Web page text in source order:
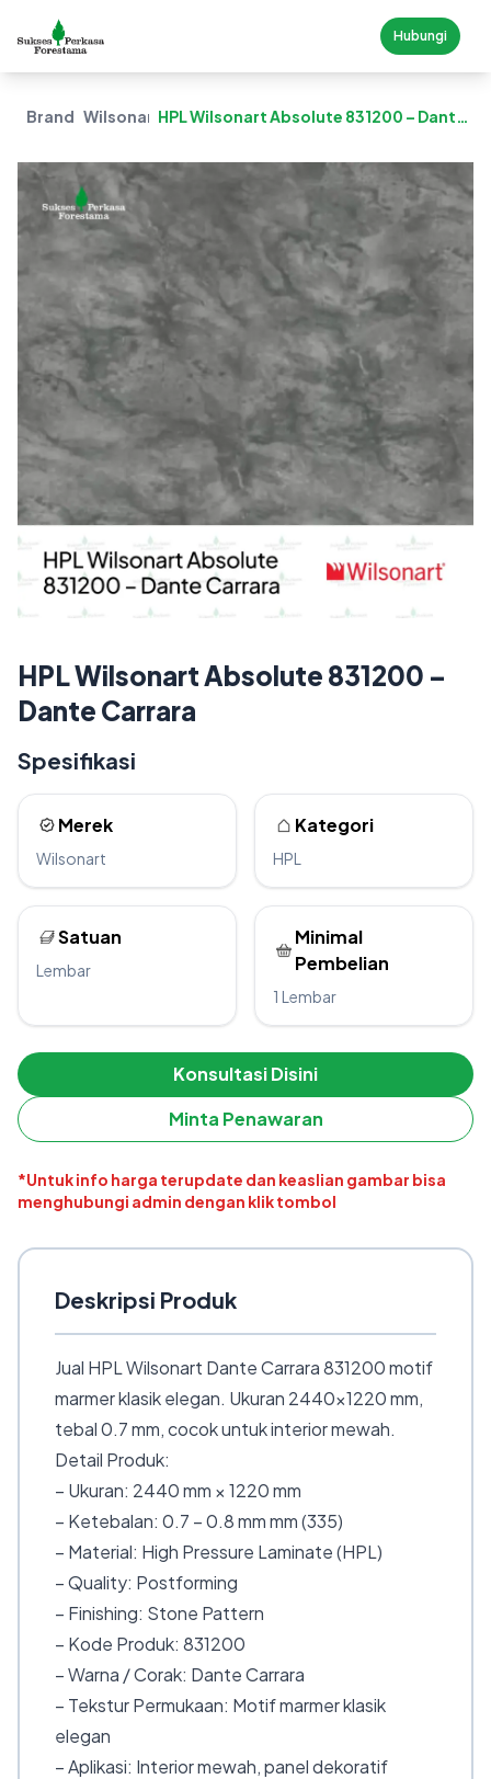
Hubungi
Brand WilsonartHPL Wilsonart Absolute 831200 – Dante
HPL Wilsonart Absolute 831200 –
Dante Carrara
Spesifikasi
Merek
Wilsonart
Kategori
HPL
Satuan
Lembar
Minimal
Pembelian
1 Lembar
Konsultasi Disini
Minta Penawaran
*Untuk info harga terupdate dan keaslian gambar bisa
menghubungi admin dengan klik tombol
Deskripsi Produk
Jual HPL Wilsonart Dante Carrara 831200 motif
marmer klasik elegan. Ukuran 2440×1220 mm,
tebal 0.7 mm, cocok untuk interior mewah.
Detail Produk:
– Ukuran: 2440 mm × 1220 mm
– Ketebalan: 0.7 – 0.8 mm mm (335)
– Material: High Pressure Laminate (HPL)
– Quality: Postforming
– Finishing: Stone Pattern
– Kode Produk: 831200
– Warna / Corak: Dante Carrara
– Tekstur Permukaan: Motif marmer klasik
elegan
– Aplikasi: Interior mewah, panel dekoratif